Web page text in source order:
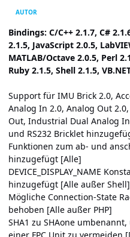
AUTOR
Bindings: C/C++ 2.1.7, C#
2.1.5, JavaScript 2.0.5,
MATLAB/Octave 2.0.5, Perl
Ruby 2.1.5, Shell 2.1.5,
Support für IMU Brick 2.0,
Analog In 2.0, Analog Out
Out, Industrial Dual Analog
und RS232 Bricklet
Funktionen zum ab- und
hinzugefügt [Alle]
DEVICE_DISPLAY_NAME
hinzugefügt [Alle außer Shell]
Mögliche Connection-State
behoben [Alle außer PHP]
SHA1 zu SHAone